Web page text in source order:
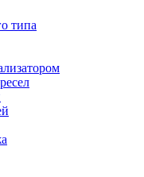
типа